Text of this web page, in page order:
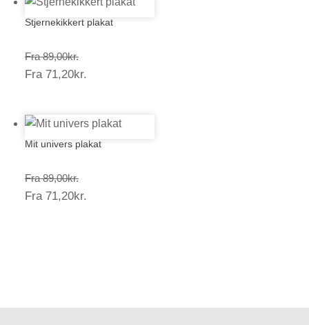
Stjernekikkert plakat
Fra 89,00kr.Prisinterval:
89,00kr.
Fra 71,20kr.
Mit univers plakat
Fra 89,00kr.Prisinterval:
89,00kr.
Fra 71,20kr.